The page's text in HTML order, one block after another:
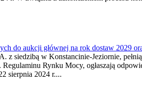
do aukcji głównej na rok dostaw 2029
z siedzibą w Konstancinie-Jeziornie,
Rynku Mocy, ogłaszają
sierpnia 2024 r....